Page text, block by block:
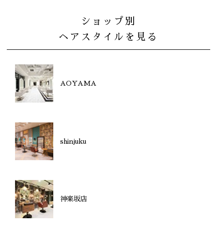
ショップ別
ヘアスタイルを見る
AOYAMA
shinjuku
神楽坂店